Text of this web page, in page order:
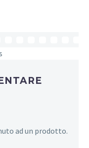
ad un prodotto.